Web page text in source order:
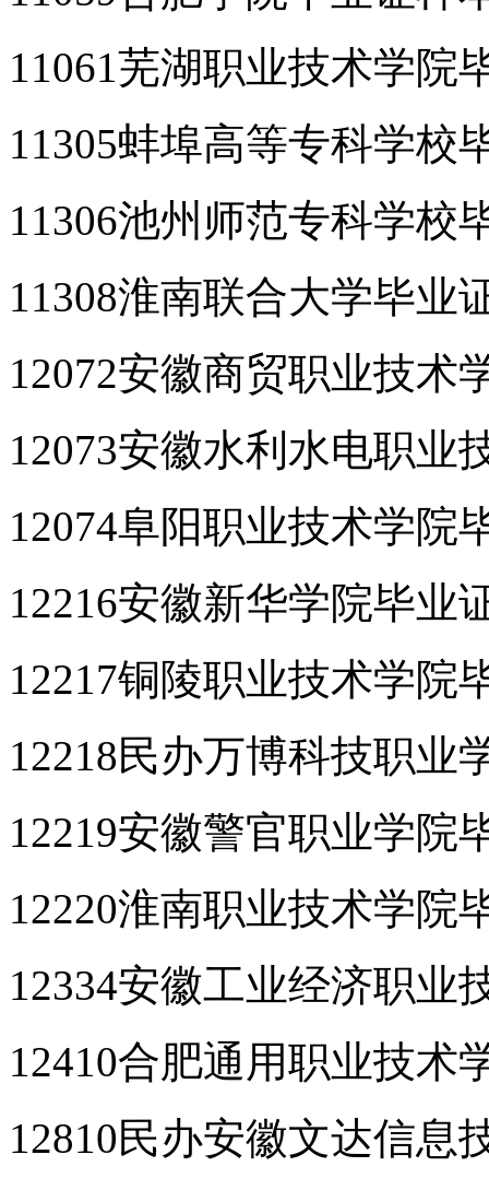
11061芜湖职业技术学院
11305蚌埠高等专科学校
11306池州师范专科学校
11308淮南联合大学毕业
12072安徽商贸职业技术
12073安徽水利水电职业
12074阜阳职业技术学院
12216安徽新华学院毕业
12217铜陵职业技术学院
12218民办万博科技职业
12219安徽警官职业学院
12220淮南职业技术学院
12334安徽工业经济职业
12410合肥通用职业技术
12810民办安徽文达信息